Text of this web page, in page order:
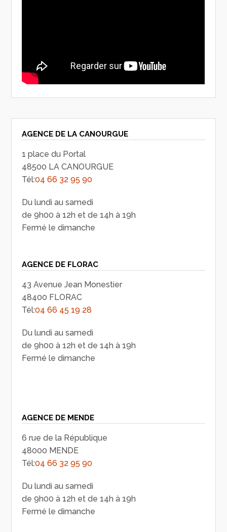
AGENCE DE LA CANOURGUE
1 place du Portal
48500 LA CANOURGUE
Tél:04 66 32 95 90
Du lundi au samedi
de 9h00 à 12h et de 14h à 19h
Fermé le dimanche
AGENCE DE FLORAC
43 Avenue Jean Monestier
48400 FLORAC
Tél:04 66 45 19 28
Du lundi au samedi
de 9h00 à 12h et de 14h à 19h
Fermé le dimanche
AGENCE DE MENDE
6 rue de la République
48000 MENDE
Tél:04 66 32 95 90
Du lundi au samedi
de 9h00 à 12h et de 14h à 19h
Fermé le dimanche